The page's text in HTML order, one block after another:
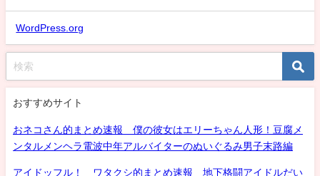
WordPress.org
おすすめサイト
おネコさん的まとめ速報 僕の彼女はエリーちゃん人形！豆腐メ
ンタルメンヘラ電波中年アルバイターのぬいぐるみ男子末路編
アイドッフル！ ワタクシ的まとめ速報 地下格闘アイドルだい